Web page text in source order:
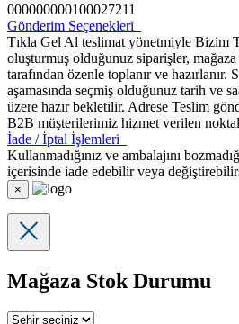
000000000100027211
Gönderim Seçenekleri
Tıkla Gel Al teslimat yönetmiyle Bizim
oluşturmuş olduğunuz siparişler,
tarafından özenle toplanır ve hazırlanır.
aşamasında seçmiş olduğunuz tarih ve
üzere hazır bekletilir. Adrese Teslim
B2B müşterilerimiz hizmet verilen
İade / İptal İşlemleri
Kullanmadığınız ve ambalajını
içerisinde iade edebilir veya
×
Mağaza Stok Durumu